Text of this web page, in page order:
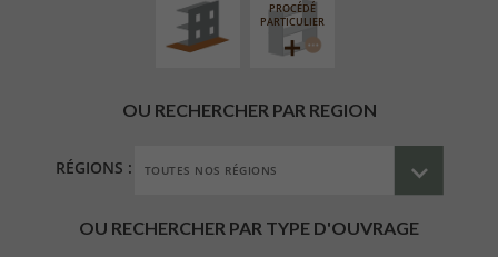
PROCÉDÉ
PARTICULIER
OU RECHERCHER PAR REGION
RÉGIONS :
OU RECHERCHER PAR TYPE D'OUVRAGE